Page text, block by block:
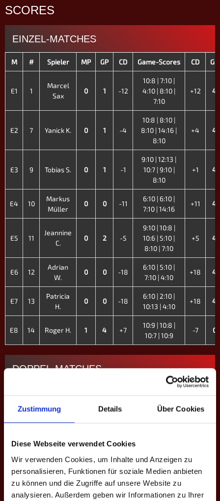
Zustimmung Details Über Cookies
Diese Webseite verwendet Cookies
Wir verwenden Cookies, um Inhalte und Anzeigen zu
personalisieren, Funktionen für soziale Medien anbieten
zu können und die Zugriffe auf unsere Website zu
analysieren. Außerdem geben wir Informationen zu Ihrer
SCORES
EINZEL-MATCHES
M # Spieler MP GP CD Game-Scores CD GP
E1 1
Marcel
Sax
0 1 -12
10:8 | 7:10 |
4:10 | 8:10 |
7:10
+12 4
E2 7 Yanick K. 0 1 -4
10:8 | 8:10 |
8:10 | 14:16 |
8:10
+4 4
E3 9 Tobias S. 0 1 -1
9:10 | 12:13 |
10:7 | 9:10 |
8:10
+1 4
E4 10
Markus
Müller
0 0 -11
6:10 | 6:10 |
7:10 | 14:16
+11 4
E5 11
Jeannine
C.
0 2 -5
9:10 | 10:8 |
10:6 | 5:10 |
8:10 | 7:10
+5 4
E6 12
Adrian
W.
0 0 -18
6:10 | 5:10 |
7:10 | 4:10
+18 4
E7 13
Patricia
H.
0 0 -18
6:10 | 2:10 |
10:13 | 4:10
+18 4
E8 14 Roger H. 1 4 +7
10:9 | 10:8 |
10:7 | 10:9
-7 0
DOPPEL-MATCHES
D1
1
Marcel
Sax
Müller
0 0 -11 +11 3
D2
7
13
Yanick K.
Patricia
H.
0 1 -3
8:10 | 10:9 |
9:10 | 9:10
+3